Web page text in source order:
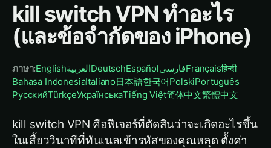
kill switch VPN ทำอะไร
(และข้อจำกัดของ iPhone)
ภาษา:EnglishالعربيةDeutschEspañolفارسیFrançaisहिन्दी
Bahasa IndonesiaItaliano日本語한국어PolskiPortuguês
РусскийTürkçeУкраїнськаTiếng Việt简体中文繁體中文
kill switch VPN คือฟีเจอร์ที่ตัดสินว่าจะเกิดอะไรขึ้น
ในเสี้ยววินาทีที่ทันเนลเข้ารหัสของคุณหลุด ตั้งค่า